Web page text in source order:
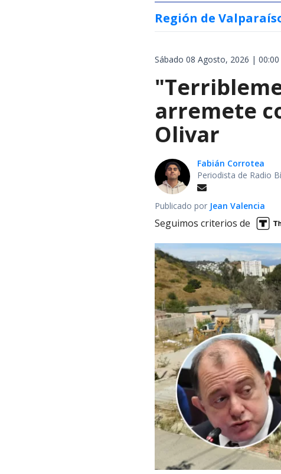
Región de
Sábado 08 Agosto, 2026 | 00:00
arremete
Olivar
Fabián Corrotea
Periodista de Radio
Publicado por Jean Valencia
Seguimos criterios de